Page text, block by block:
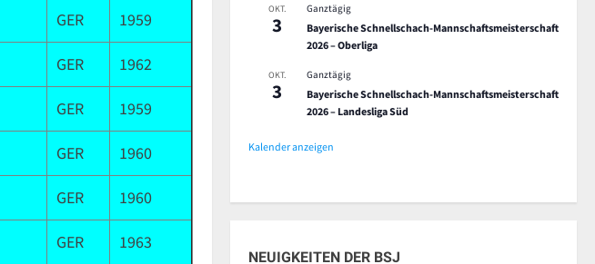
GER 1959
GER 1962
GER 1959
GER 1960
GER 1960
GER 1963
OKT.
3
Ganztägig
Bayerische Schnellschach-Mannschaftsmeisterschaft
2026 – Oberliga
OKT.
3
Ganztägig
Bayerische Schnellschach-Mannschaftsmeisterschaft
2026 – Landesliga Süd
Kalender anzeigen
NEUIGKEITEN DER BSJ